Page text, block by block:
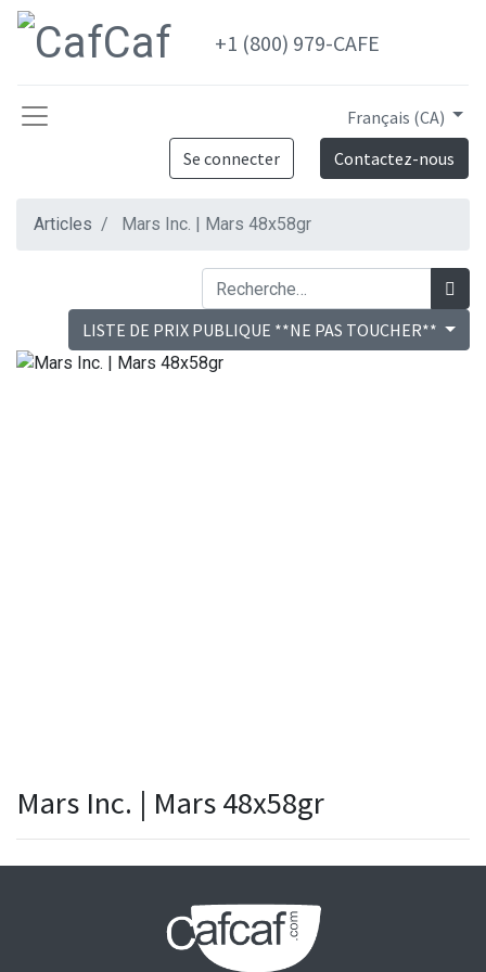
+1 (800) 979-CAFE
Se connecter Contactez-nous
Français (CA)
Articles Mars Inc. | Mars 48x58gr
LISTE DE PRIX PUBLIQUE **NE PAS TOUCHER**
Mars Inc. | Mars 48x58gr